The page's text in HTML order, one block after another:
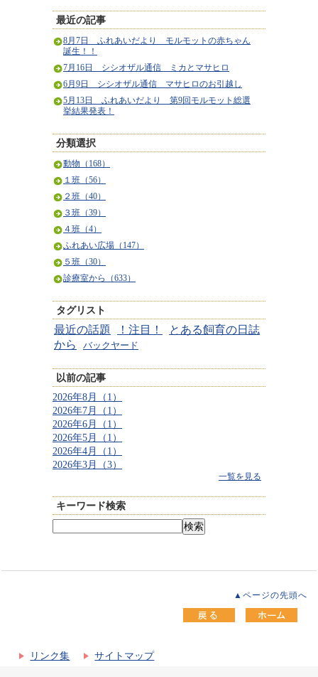
最近の記事
8月7日 ふれあいだより モルモットの赤ちゃん
誕生！！
7月16日 シシオザル通信 ミカとマサヒロ
6月9日 シシオザル通信 マサヒロのお引越し
5月13日 ふれあいだより 第9回モルモット総選
挙結果発表！
分類選択
動物（168）
１班（56）
２班（40）
３班（39）
４班（4）
ふれあい広場（147）
５班（30）
診療室から（633）
タグリスト
最近の話題 ！注目！
とある飼育の日誌
から
バックヤード
以前の記事
2026年8月（1）
2026年7月（1）
2026年6月（1）
2026年5月（1）
2026年4月（1）
2026年3月（3）
一覧を見る
キーワード検索
▲ページの先頭へ
リンク集 サイトマップ